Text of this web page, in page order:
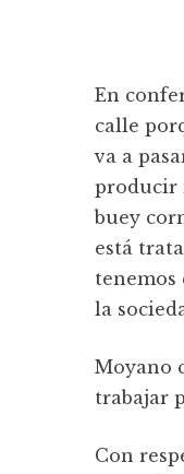
En
calle
va a
producir
buey
está
tenemos
la
Moyano
trabajar
Con